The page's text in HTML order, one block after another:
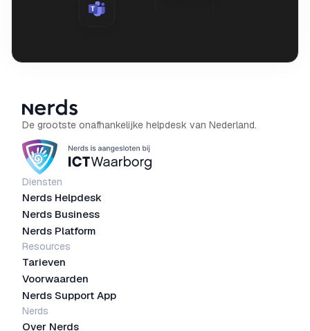
De grootste onafhankelijke helpdesk van Nederland.
Diensten
Nerds Helpdesk
Nerds Business
Nerds Platform
Resources
Tarieven
Voorwaarden
Nerds Support App
Nerds
Over Nerds